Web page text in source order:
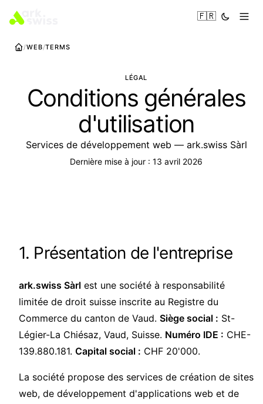
🇫🇷
LÉGAL
Conditions générales
d'utilisation
Services de développement web — ark.swiss Sàrl
Dernière mise à jour : 13 avril 2026
1. Présentation de l'entreprise
ark.swiss Sàrl est une société à responsabilité
limitée de droit suisse inscrite au Registre du
Commerce du canton de Vaud. Siège social : St-
Légier-La Chiésaz, Vaud, Suisse. Numéro IDE : CHE-
139.880.181. Capital social : CHF 20'000.
La société propose des services de création de sites
web, de développement d'applications web et de
WEB TERMS